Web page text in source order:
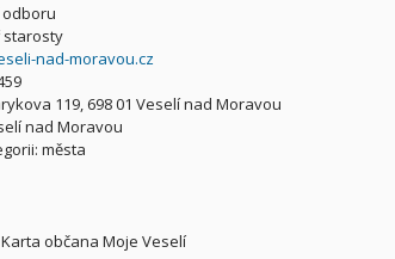
odboru
starosty
nad-moravou.cz
119, 698 01 Veselí nad Moravou
nad Moravou
města
občana Moje Veselí